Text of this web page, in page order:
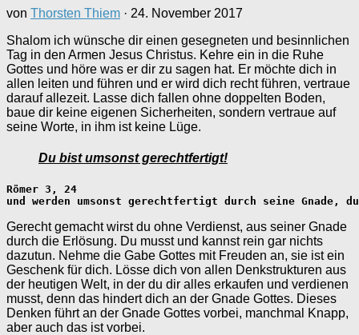
von Thorsten Thiem · 24. November 2017
Shalom ich wünsche dir einen gesegneten und besinnlichen
Tag in den Armen Jesus Christus. Kehre ein in die Ruhe
Gottes und höre was er dir zu sagen hat. Er möchte dich in
allen leiten und führen und er wird dich recht führen, vertraue
darauf allezeit. Lasse dich fallen ohne doppelten Boden,
baue dir keine eigenen Sicherheiten, sondern vertraue auf
seine Worte, in ihm ist keine Lüge.
Du bist umsonst gerechtfertigt!
Römer 3, 24
und werden umsonst gerechtfertigt durch seine
Gerecht gemacht wirst du ohne Verdienst, aus seiner Gnade
durch die Erlösung. Du musst und kannst rein gar nichts
dazutun. Nehme die Gabe Gottes mit Freuden an, sie ist ein
Geschenk für dich. Lösse dich von allen Denkstrukturen aus
der heutigen Welt, in der du dir alles erkaufen und verdienen
musst, denn das hindert dich an der Gnade Gottes. Dieses
Denken führt an der Gnade Gottes vorbei, manchmal Knapp,
aber auch das ist vorbei.